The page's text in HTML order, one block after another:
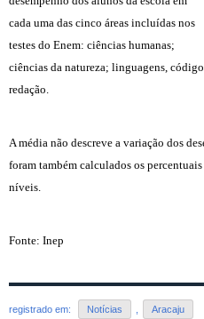
cada uma das cinco áreas incluídas nos
testes do Enem: ciências humanas;
ciências da natureza; linguagens,
redação.
A média não descreve a variação dos
foram também calculados os
níveis.
Fonte: Inep
registrado em: Notícias Aracaju